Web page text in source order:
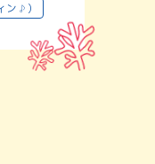
ン♪）